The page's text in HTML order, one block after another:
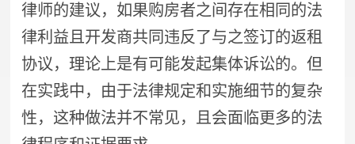
律师的建议，如果购房者之间存在相同的法
律利益且开发商共同违反了与之签订的返租
协议，理论上是有可能发起集体诉讼的。但
在实践中，由于法律规定和实施细节的复杂
性，这种做法并不常见，且会面临更多的法